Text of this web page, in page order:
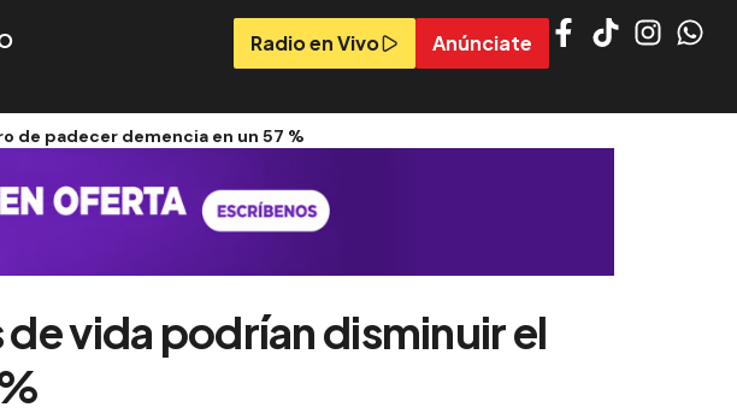
Radio en Vivo Anúnciate
de padecer demencia en un 57 %
vida podrían disminuir el